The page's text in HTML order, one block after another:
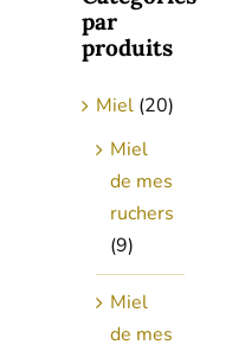
par
produits
Miel (20)
Miel
de mes
ruchers
(9)
Miel
de mes